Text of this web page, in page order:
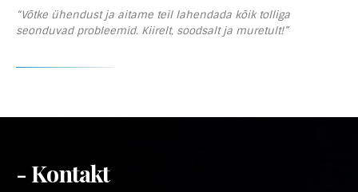
“Võtke ühendust ja aitame teil lahendada kõik tolliga
seonduvad probleemid. Kiirelt, soodsalt ja muretult!”
- Kontakt